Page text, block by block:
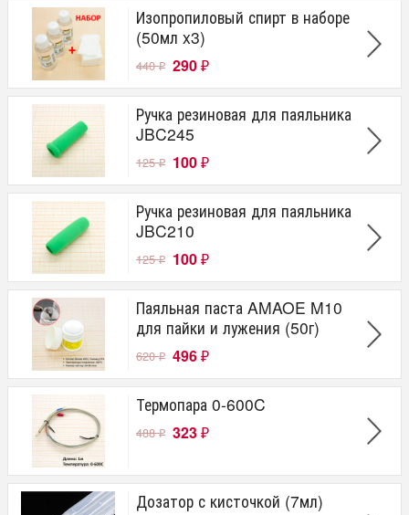
Изопропиловый спирт в наборе
(50мл x3)
440₽ 290 ₽
Ручка резиновая для паяльника
JBC245
125₽ 100 ₽
Ручка резиновая для паяльника
JBC210
125₽ 100 ₽
Паяльная паста AMAOE M10
для пайки и лужения (50г)
620₽ 496 ₽
Термопара 0-600C
488₽ 323 ₽
Дозатор с кисточкой (7мл)